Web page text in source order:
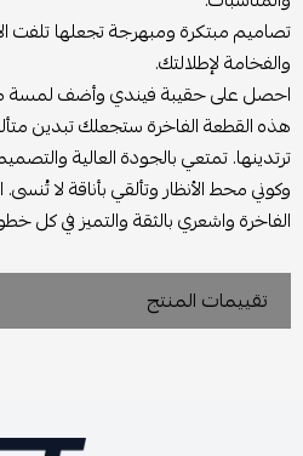
تصاميم مبتكرة ومبهرجة تجعلها تلفت
والفخامة لإطلالتك.
احصل على حقيبة فيندي وأضف لمسة من
هذه القطعة الفاخرة ستجعلك تبدين
ترتدينها. تمتعي بالجودة العالية
وكوني محط الأنظار وتألقي بأناقة لا
الفاخرة واشعري بالثقة والتميز في كل
تقييمات المنتج